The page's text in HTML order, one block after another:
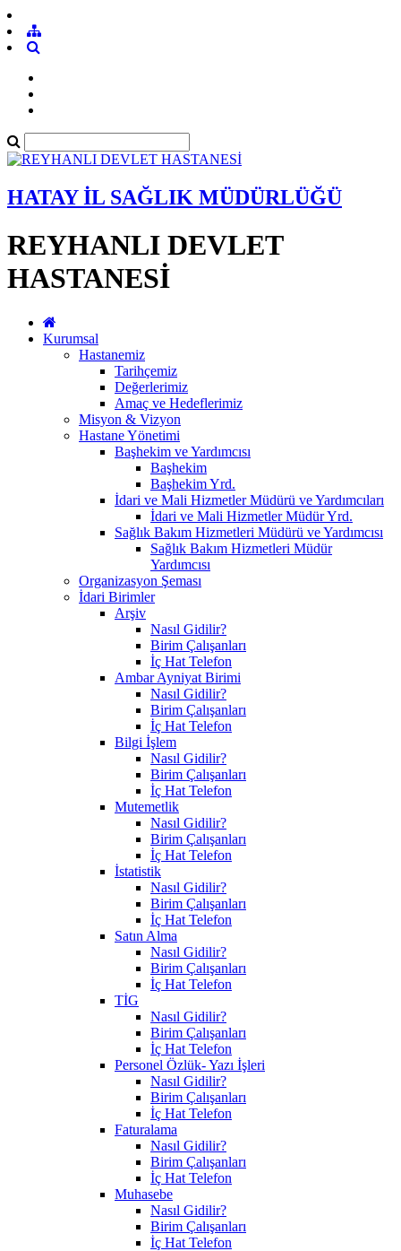
HATAY İL SAĞLIK MÜDÜRLÜĞÜ
REYHANLI DEVLET
HASTANESİ
Kurumsal
Hastanemiz
Tarihçemiz
Değerlerimiz
Amaç ve Hedeflerimiz
Misyon & Vizyon
Hastane Yönetimi
Başhekim ve Yardımcısı
Başhekim
Başhekim Yrd.​
İdari ve Mali Hizmetler Müdürü ve Yardımcıları
İdari ve Mali Hizmetler Müdür Yrd.
Sağlık Bakım Hizmetleri Müdürü ve Yardımcısı
Sağlık Bakım Hizmetleri Müdür
Yardımcısı
Organizasyon Şeması
İdari Birimler
Arşiv
Nasıl Gidilir?
Birim Çalışanları
İç Hat Telefon
Ambar Ayniyat Birimi
Nasıl Gidilir?
Birim Çalışanları
İç Hat Telefon
Bilgi İşlem
Nasıl Gidilir?
Birim Çalışanları
İç Hat Telefon
Mutemetlik
Nasıl Gidilir?
Birim Çalışanları
İç Hat Telefon
İstatistik
Nasıl Gidilir?
Birim Çalışanları
İç Hat Telefon
Satın Alma
Nasıl Gidilir?
Birim Çalışanları
İç Hat Telefon
TİG
Nasıl Gidilir?
Birim Çalışanları
İç Hat Telefon
Personel Özlük- Yazı İşleri
Nasıl Gidilir?
Birim Çalışanları
İç Hat Telefon
Faturalama
Nasıl Gidilir?
Birim Çalışanları
İç Hat Telefon
Muhasebe
Nasıl Gidilir?
Birim Çalışanları
İç Hat Telefon